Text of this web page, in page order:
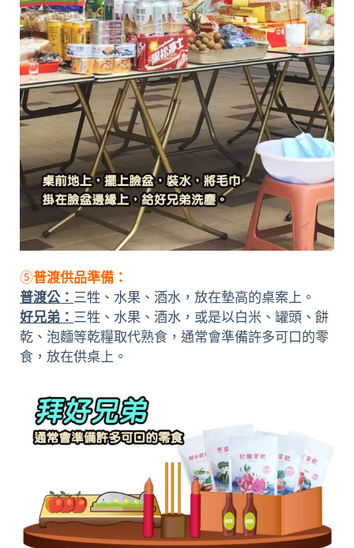
⑤普渡供品準備：
普渡公： 三牲、水果、酒水，放在墊高的桌案上。
好兄弟： 三牲、水果、酒水，或是以白米、罐頭、餅
乾、泡麵等乾糧取代熟食，通常會準備許多可口的零
食，放在供桌上。